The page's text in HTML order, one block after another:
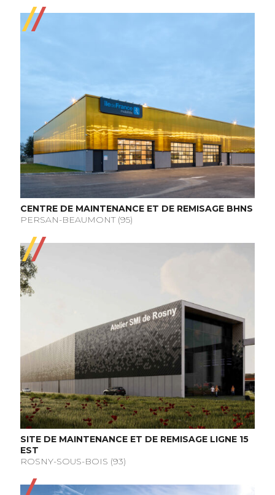
CENTRE DE MAINTENANCE ET DE REMISAGE BHNS
PERSAN-BEAUMONT (95)
SITE DE MAINTENANCE ET DE REMISAGE LIGNE 15
EST
ROSNY-SOUS-BOIS (93)